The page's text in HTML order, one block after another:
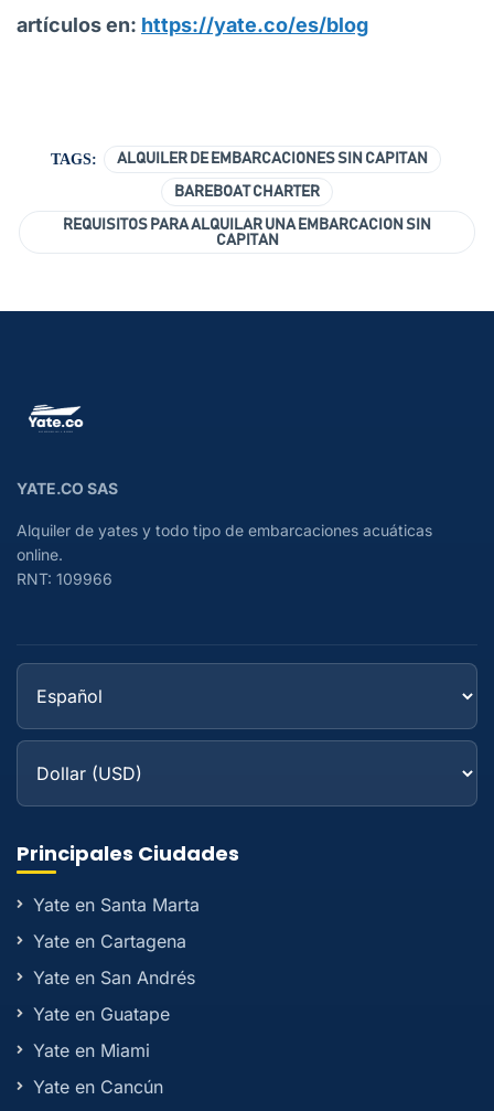
artículos en: https://yate.co/es/blog
TAGS: ALQUILER DE EMBARCACIONES SIN CAPITAN
BAREBOAT CHARTER
REQUISITOS PARA ALQUILAR UNA EMBARCACION SIN
CAPITAN
YATE.CO SAS
Alquiler de yates y todo tipo de embarcaciones acuáticas
online.
RNT: 109966
Principales Ciudades
Yate en Santa Marta
Yate en Cartagena
Yate en San Andrés
Yate en Guatape
Yate en Miami
Yate en Cancún